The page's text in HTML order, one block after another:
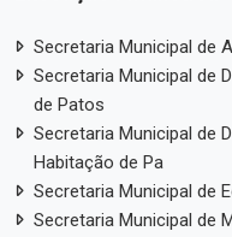
Secretaria Municipal de
Secretaria Municipal de
de Patos
Secretaria Municipal de
Habitação de Pa
Secretaria Municipal de
Secretaria Municipal de